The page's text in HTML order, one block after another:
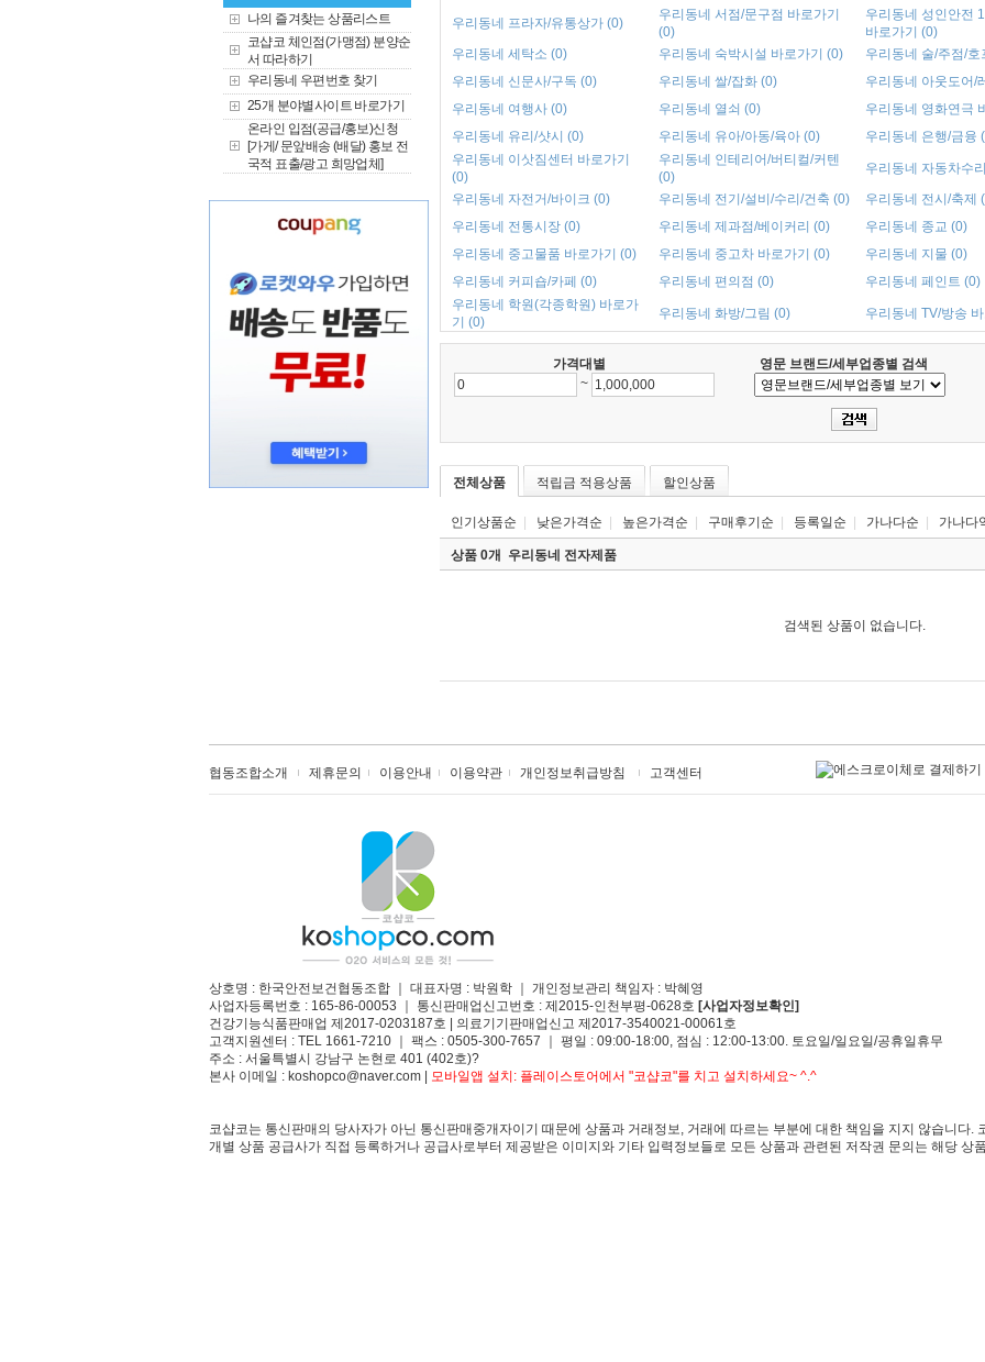
나의 즐겨찾는 상품리스트
코샵코 체인점(가맹점) 분양순
서 따라하기
우리동네 우편번호 찾기
25개 분야별사이트 바로가기
온라인 입점(공급/홍보)신청
[가게/ 문앞배송 (배달) 홍보 전
국적 표출/광고 희망업체]
우리동네 프라자/유통상가 (0)
우리동네 서점/문구점 바로가기
(0)
우리동네 성인안전
바로가기 (0)
우리동네 세탁소 (0)
우리동네 숙박시설 바로가기 (0)
우리동네 술/주점/호
우리동네 신문사/구독 (0)
우리동네 쌀/잡화 (0)
우리동네 아웃도어/
우리동네 여행사 (0)
우리동네 열쇠 (0)
우리동네 영화연극
우리동네 유리/샷시 (0)
우리동네 유아/아동/육아 (0)
우리동네 은행/금융
우리동네 이삿짐센터 바로가기
(0)
우리동네 인테리어/버티컬/커텐
(0)
우리동네 자동차수
우리동네 자전거/바이크 (0)
우리동네 전기/설비/수리/건축 (0)
우리동네 전시/축제
우리동네 전통시장 (0)
우리동네 제과점/베이커리 (0)
우리동네 종교 (0)
우리동네 중고물품 바로가기 (0)
우리동네 중고차 바로가기 (0)
우리동네 지물 (0)
우리동네 커피숍/카페 (0)
우리동네 편의점 (0)
우리동네 페인트 (0)
우리동네 학원(각종학원) 바로가
기 (0)
우리동네 화방/그림 (0) 우리동네 TV/방송
가격대별
영문 브랜드/세부업종별 검색
~
전체상품 적립금 적용상품 할인상품
인기상품순 낮은가격순 높은가격순 구매후기순 등록일순 가나다순 가나다
상품 0개 우리동네 전자제품
검색된 상품이 없습니다.
협동조합소개 제휴문의 이용안내 이용약관 개인정보취급방침 고객센터
상호명 : 한국안전보건협동조합 ｜ 대표자명 : 박원학 ｜ 개인정보관리 책임자 : 박혜영
사업자등록번호 : 165-86-00053 ｜ 통신판매업신고번호 : 제2015-인천부평-0628호 [사업자정보확인]
건강기능식품판매업 제2017-0203187호 | 의료기기판매업신고 제2017-3540021-00061호
고객지원센터 : TEL 1661-7210 ｜ 팩스 : 0505-300-7657 ｜ 평일 : 09:00-18:00, 점심 : 12:00-13:00. 토요일/일요일/공휴일휴무
주소 : 서울특별시 강남구 논현로 401 (402호)?
본사 이메일 : koshopco@naver.com | 모바일앱 설치: 플레이스토어에서 "코샵코"를 치고 설치하세요~ ^.^
코샵코는 통신판매의 당사자가 아닌 통신판매중개자이기 때문에 상품과 거래정보, 거래에 따르는 부분에 대한 책임을 지지 않습니다.
개별 상품 공급사가 직접 등록하거나 공급사로부터 제공받은 이미지와 기타 입력정보들로 모든 상품과 관련된 저작권 문의는 해당 상